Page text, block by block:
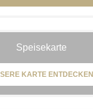
Speisekarte
KARTE ENTDECKEN